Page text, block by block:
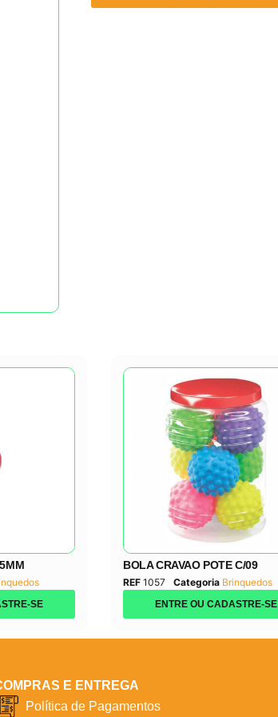
SE
BOLA CRAVAO POTE C/09
REF 1057 Categoria Brinquedos
ENTRE OU CADASTRE-SE
E ENTREGA
Política de Pagamentos